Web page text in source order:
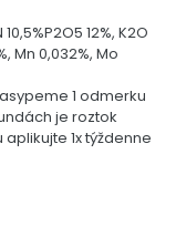
12%, K2O
Mn 0,032%, Mo
1 odmerku
je roztok
1x týždenne